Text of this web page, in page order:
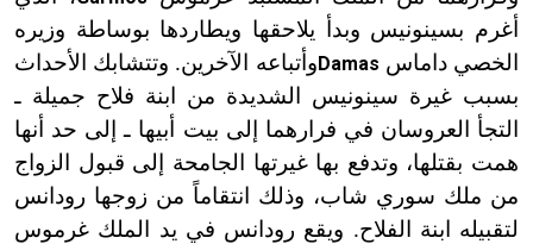
أغرم بسينونيس وبدأ يلاحقها ويطاردها بوساطة وزيره
الخصي داماس Damas وأتباعه الآخرين. وتتشابك الأحداث
بسبب غيرة سينونيس الشديدة من ابنة فلاح جميلة ـ
التجأ العروسان في فرارهما إلى بيت أبيها ـ إلى حد أنها
همت بقتلها، وتدفع بها غيرتها الجامحة إلى قبول الزواج
من ملك سوري شاب، وذلك انتقاماً من زوجها رودانس
لتقبيله ابنة الفلاح. ويقع رودانس في يد الملك غرموس